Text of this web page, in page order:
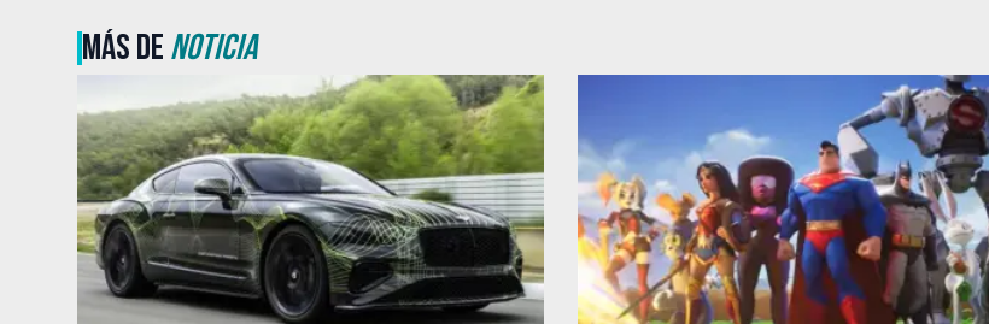
MÁS DENOTICIA